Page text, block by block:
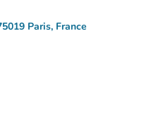
Paris, France
Google Maps)